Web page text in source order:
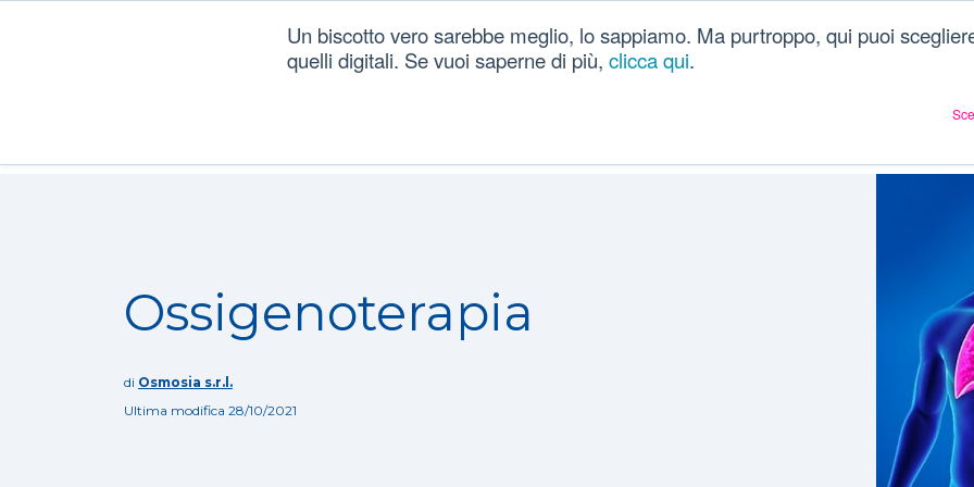
Un biscotto vero sarebbe meglio, lo sappiamo. Ma purtroppo, qui puoi
quelli digitali. Se vuoi saperne di più, clicca qui.
Chi siamo Dizionario Articoli sulla salute
Ossigenoterapia
di Osmosia s.r.l.
Ultima modifica 28/10/2021